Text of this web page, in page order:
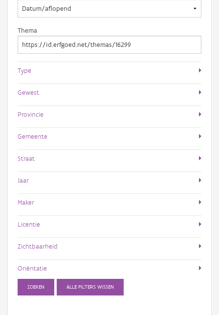
Thema
Type
Gewest
Provincie
Gemeente
Straat
Jaar
Maker
Licentie
Zichtbaarheid
Oriëntatie
ZOEKEN ALLE FILTERS WISSEN